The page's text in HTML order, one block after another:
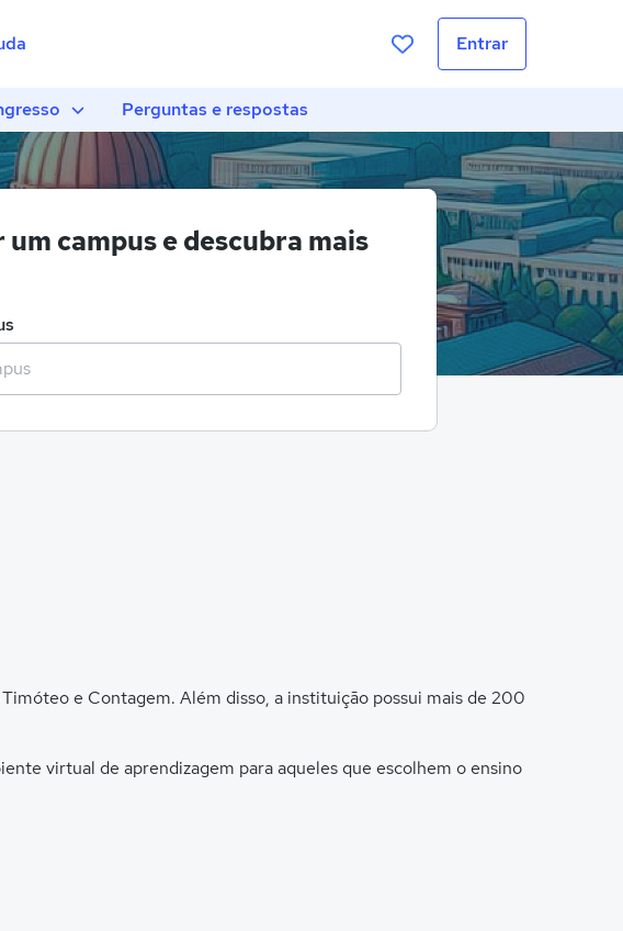
Entrar
Perguntas e respostas
um campus e descubra mais
e Contagem. Além disso, a instituição possui mais de 200
virtual de aprendizagem para aqueles que escolhem o ensino